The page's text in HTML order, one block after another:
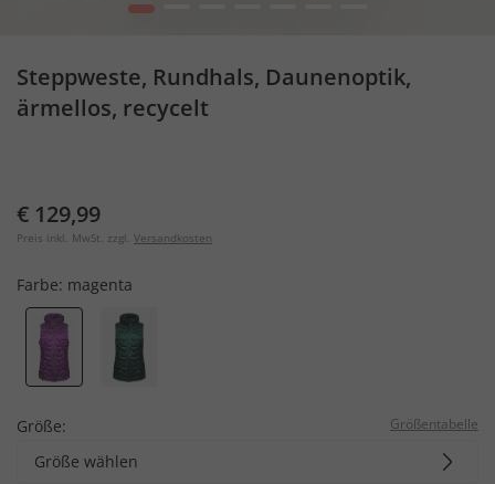
1
Steppweste, Rundhals, Daunenoptik,
ärmellos, recycelt
€ 129,99
Preis inkl. MwSt. zzgl. Versandkosten
Farbe: magenta
Größe: Größentabelle
Größe wählen